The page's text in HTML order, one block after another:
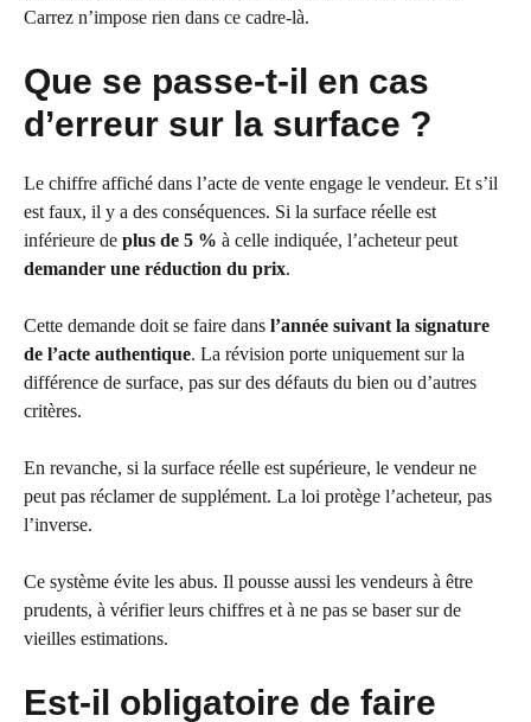
Carrez n’impose rien dans ce cadre-là.
Que se passe-t-il en cas
d’erreur sur la surface ?
Le chiffre affiché dans l’acte de vente engage le vendeur. Et s’il
est faux, il y a des conséquences. Si la surface réelle est
inférieure de plus de 5 % à celle indiquée, l’acheteur peut
demander une réduction du prix.
Cette demande doit se faire dans l’année suivant la signature
de l’acte authentique. La révision porte uniquement sur la
différence de surface, pas sur des défauts du bien ou d’autres
critères.
En revanche, si la surface réelle est supérieure, le vendeur ne
peut pas réclamer de supplément. La loi protège l’acheteur, pas
l’inverse.
Ce système évite les abus. Il pousse aussi les vendeurs à être
prudents, à vérifier leurs chiffres et à ne pas se baser sur de
vieilles estimations.
Est-il obligatoire de faire